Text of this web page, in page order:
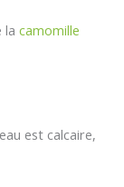
la camomille
est calcaire,